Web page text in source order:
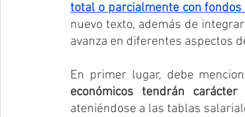
total o parcialmente con
nuevo texto, además de
avanza en diferentes aspectos
En primer lugar, debe
económicos tendrán carácter
ateniéndose a las tablas